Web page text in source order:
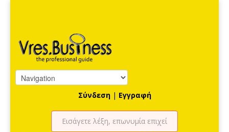
Σύνδεση | Εγγραφή